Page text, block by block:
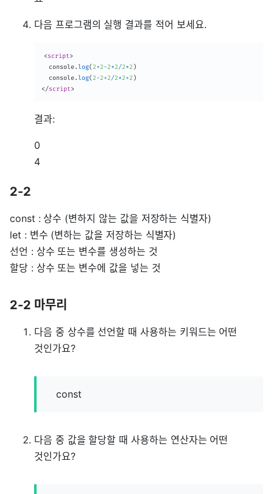
다음 프로그램의 실행 결과를 적어 보세요.
<script>
  console
.log(2+2-2*2/2*2 )
  console
.log(2-2+2/2*2+2 )
</script>
결과:
0
4
2-2
const : 상수 (변하지 않는 값을 저장하는 식별자)
let : 변수 (변하는 값을 저장하는 식별자)
선언 : 상수 또는 변수를 생성하는 것
할당 : 상수 또는 변수에 값을 넣는 것
2-2 마무리
다음 중 상수를 선언할 때 사용하는 키워드는 어떤
것인가요?
const
다음 중 값을 할당할 때 사용하는 연산자는 어떤
것인가요?